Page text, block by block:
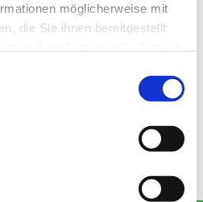
möglicherweise mit
die Sie ihnen bereitgestellt